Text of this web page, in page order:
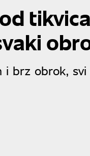
i brz obrok,